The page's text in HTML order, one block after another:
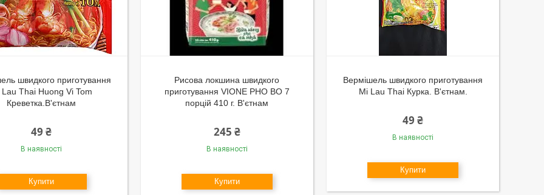
швидкого приготування
Lau Thai Huong Vi Tom
Креветка.В'єтнам
49 ₴
В наявності
Купити
Рисова локшина швидкого
приготування VIONE PHO BO 7
порцій 410 г. В'єтнам
245 ₴
В наявності
Купити
Вермішель швидкого приготування
Mi Lau Thai Курка. В'єтнам.
49 ₴
В наявності
Купити